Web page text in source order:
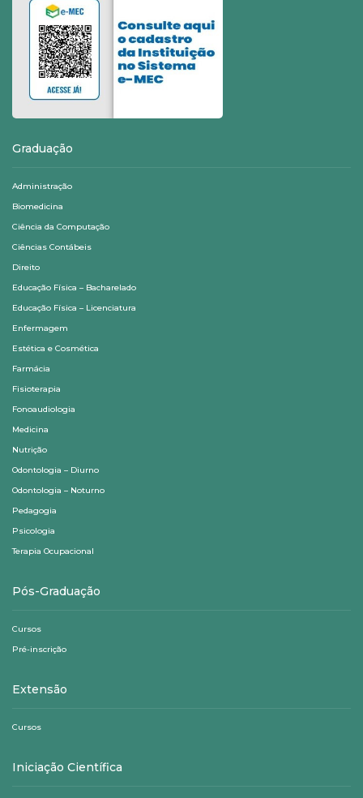
Graduação
Administração
Biomedicina
Ciência da Computação
Ciências Contábeis
Direito
Educação Física – Bacharelado
Educação Física – Licenciatura
Enfermagem
Estética e Cosmética
Farmácia
Fisioterapia
Fonoaudiologia
Medicina
Nutrição
Odontologia – Diurno
Odontologia – Noturno
Pedagogia
Psicologia
Terapia Ocupacional
Pós-Graduação
Cursos
Pré-inscrição
Extensão
Cursos
Iniciação Científica